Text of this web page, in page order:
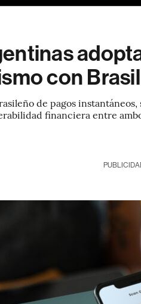
con Brasil
de pagos
financiera entre